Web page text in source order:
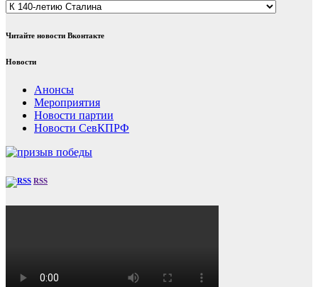
Читайте новости Вконтакте
Новости
Анонсы
Мероприятия
Новости партии
Новости СевКПРФ
RSS